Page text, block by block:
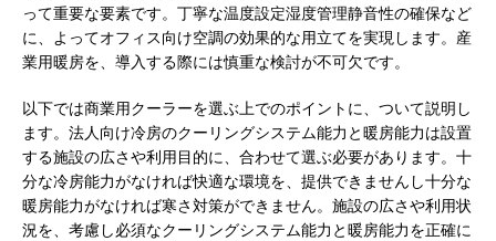
って重要な要素です。丁寧な温度設定湿度管理静音性の確保など
に、よってオフィス向け空調の効果的な用立てを実現します。産
業用暖房を、導入する際には慎重な検討が不可欠です。
以下では商業用クーラーを選ぶ上でのポイントに、ついて説明し
ます。法人向け冷房のクーリングシステム能力と暖房能力は設置
する施設の広さや利用目的に、合わせて選ぶ必要があります。十
分な冷房能力がなければ快適な環境を、提供できませんし十分な
暖房能力がなければ寒さ対策ができません。施設の広さや利用状
況を、考慮し必須なクーリングシステム能力と暖房能力を正確に